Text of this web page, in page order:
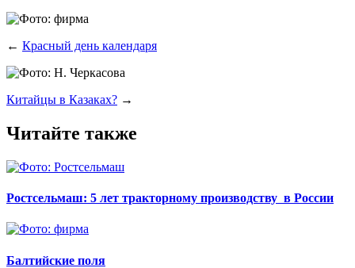
← Красный день календаря
Китайцы в Казаках? →
Читайте также
Ростсельмаш: 5 лет тракторному производству в России
Балтийские поля